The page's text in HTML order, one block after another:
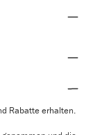
Rabatte erhalten.